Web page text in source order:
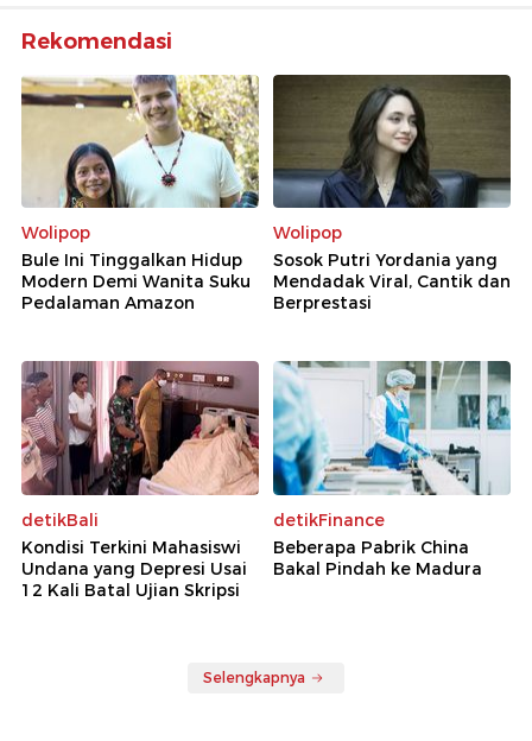
Rekomendasi
Wolipop
Bule Ini Tinggalkan Hidup
Modern Demi Wanita Suku
Pedalaman Amazon
Wolipop
Sosok Putri Yordania yang
Mendadak Viral, Cantik dan
Berprestasi
detikBali
Kondisi Terkini Mahasiswi
Undana yang Depresi Usai
12 Kali Batal Ujian Skripsi
detikFinance
Beberapa Pabrik China
Bakal Pindah ke Madura
Selengkapnya